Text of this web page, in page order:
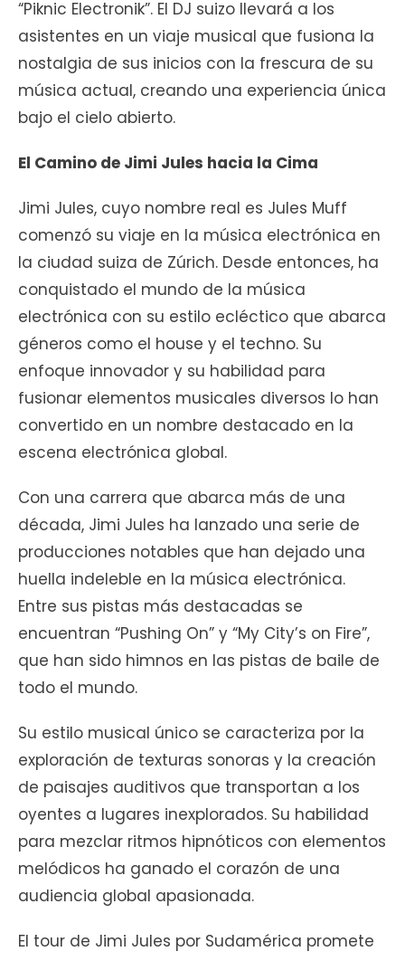
“Piknic Electronik”. El DJ suizo llevará a los
asistentes en un viaje musical que fusiona la
nostalgia de sus inicios con la frescura de su
música actual, creando una experiencia única
bajo el cielo abierto.
El Camino de Jimi Jules hacia la Cima
Jimi Jules, cuyo nombre real es Jules Muff
comenzó su viaje en la música electrónica en
la ciudad suiza de Zúrich. Desde entonces, ha
conquistado el mundo de la música
electrónica con su estilo ecléctico que abarca
géneros como el house y el techno. Su
enfoque innovador y su habilidad para
fusionar elementos musicales diversos lo han
convertido en un nombre destacado en la
escena electrónica global.
Con una carrera que abarca más de una
década, Jimi Jules ha lanzado una serie de
producciones notables que han dejado una
huella indeleble en la música electrónica.
Entre sus pistas más destacadas se
encuentran “Pushing On” y “My City’s on Fire”,
que han sido himnos en las pistas de baile de
todo el mundo.
Su estilo musical único se caracteriza por la
exploración de texturas sonoras y la creación
de paisajes auditivos que transportan a los
oyentes a lugares inexplorados. Su habilidad
para mezclar ritmos hipnóticos con elementos
melódicos ha ganado el corazón de una
audiencia global apasionada.
El tour de Jimi Jules por Sudamérica promete